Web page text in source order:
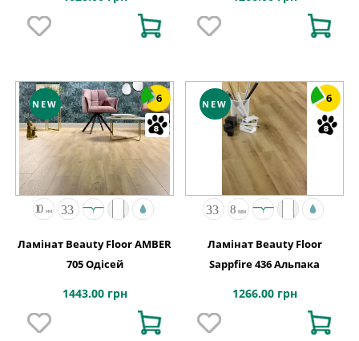
NEW 6
Ламінат Beauty Floor AMBER
705 Одісей
1443.00 грн
NEW 6
Ламінат Beauty Floor
Sappfire 436 Альпака
1266.00 грн